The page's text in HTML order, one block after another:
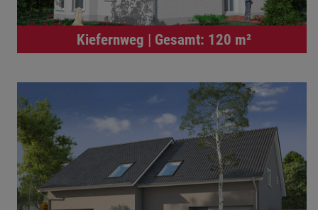
Kiefernweg | Gesamt: 120 m²